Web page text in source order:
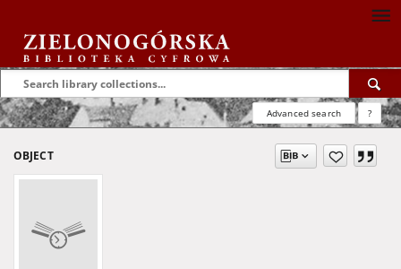
Advanced search ?
OBJECT